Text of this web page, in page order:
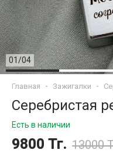
01 /04
Главная Зажигалки
Серебристая
Есть в наличии
9800 Тг. 13000